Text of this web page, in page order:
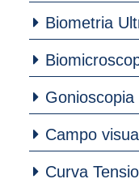
Biometria
Gonioscopia
Campo
Curva